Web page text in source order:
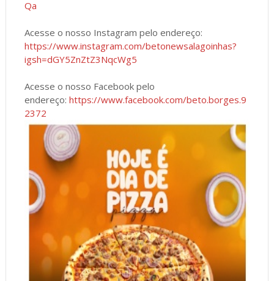
Qa
Acesse o nosso Instagram pelo endereço:
https://www.instagram.com/betonewsalagoinhas?
igsh=dGY5ZnZtZ3NqcWg5
Acesse o nosso Facebook pelo
endereço: https://www.facebook.com/beto.borges.9
2372